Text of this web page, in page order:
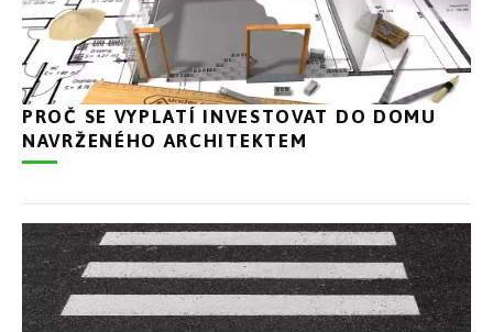
PROČ SE VYPLATÍ INVESTOVAT DO DOMU
NAVRŽENÉHO ARCHITEKTEM